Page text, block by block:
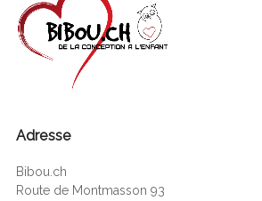
Adresse
Bibou.ch
Route de Montmasson 93